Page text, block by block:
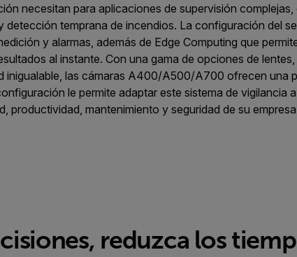
necesitan para aplicaciones de supervisión
detección temprana de incendios. La configuración del
y alarmas, además de Edge Computing que
al instante. Con una gama de opciones de
inigualable, las cámaras A400/A500/A700 ofrecen una
le permite adaptar este sistema de vigilancia
productividad, mantenimiento y seguridad de su
reduzca los